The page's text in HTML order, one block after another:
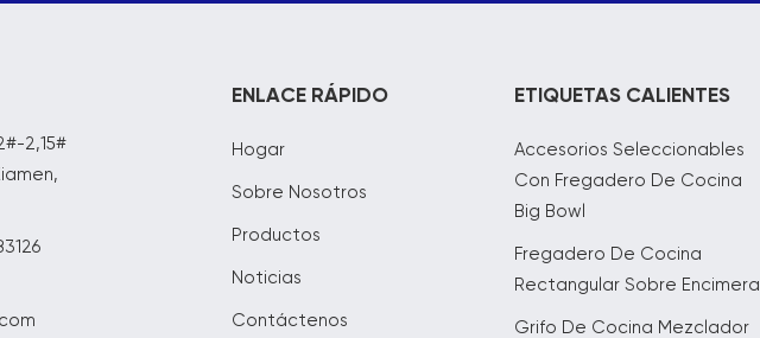
2,15#
ENLACE RÁPIDO
Hogar
Sobre Nosotros
Productos
Noticias
Contáctenos
ETIQUETAS CALIENTES
Accesorios Seleccionables
Con Fregadero De Cocina
Big Bowl
Fregadero De Cocina
Rectangular Sobre Encimera
Grifo De Cocina Mezclador